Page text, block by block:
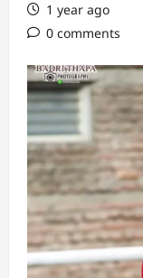
1 year ago
0 comments